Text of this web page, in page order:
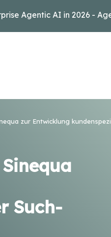
Agentic AI in 2026 -
zur Entwicklung
Such-